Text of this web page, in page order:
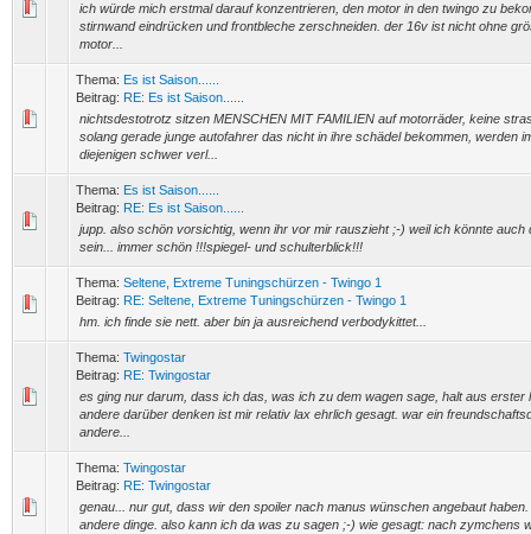
ich würde mich erstmal darauf konzentrieren, den motor in den twingo zu
stirnwand eindrücken und frontbleche zerschneiden. der 16v ist nicht ohne
motor...
Thema: Es ist Saison......
Beitrag: RE: Es ist Saison......
nichtsdestotrotz sitzen MENSCHEN MIT FAMILIEN auf motorräder, keine
solang gerade junge autofahrer das nicht in ihre schädel bekommen, werden
diejenigen schwer verl...
Thema: Es ist Saison......
Beitrag: RE: Es ist Saison......
jupp. also schön vorsichtig, wenn ihr vor mir rauszieht ;-) weil ich könnte auch
sein... immer schön !!!spiegel- und schulterblick!!!
Thema: Seltene, Extreme Tuningschürzen - Twingo 1
Beitrag: RE: Seltene, Extreme Tuningschürzen - Twingo 1
hm. ich finde sie nett. aber bin ja ausreichend verbodykittet...
Thema: Twingostar
Beitrag: RE: Twingostar
es ging nur darum, dass ich das, was ich zu dem wagen sage, halt aus erster
andere darüber denken ist mir relativ lax ehrlich gesagt. war ein
andere...
Thema: Twingostar
Beitrag: RE: Twingostar
genau... nur gut, dass wir den spoiler nach manus wünschen angebaut
andere dinge. also kann ich da was zu sagen ;-) wie gesagt: nach zymchens